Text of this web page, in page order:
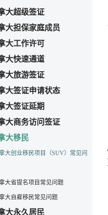
大超级签证
大担保家庭成员
大工作许可
大快速通道
大旅游签证
大签证申请状态
大签证延期
大商务访问签证
大移民
大创业移民项目（SUV）常见问
大省提名项目常见问题
大自雇移民常见问题
大永久居民